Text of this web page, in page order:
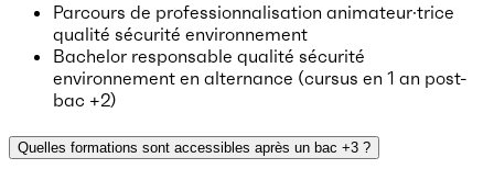
Parcours de professionnalisation animateur·trice
qualité sécurité environnement
Bachelor responsable qualité sécurité
environnement en alternance (cursus en 1 an post-
bac +2)
Quelles formations sont accessibles après un bac +3 ?